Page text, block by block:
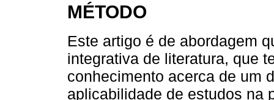
MÉTODO
Este artigo é de abordagem
integrativa de literatura, que
conhecimento acerca de um
aplicabilidade de estudos na